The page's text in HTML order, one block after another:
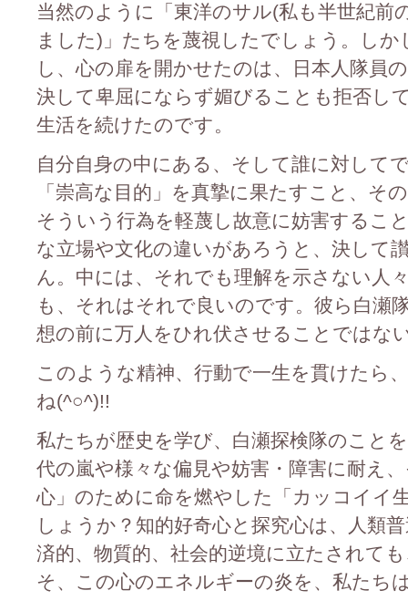
当然のように「東洋のサル(私も半世紀前
ました)」たちを蔑視したでしょう。しか
し、心の扉を開かせたのは、日本人隊員
決して卑屈にならず媚びることも拒否し
生活を続けたのです。
自分自身の中にある、そして誰に対して
「崇高な目的」を真摯に果たすこと、そ
そういう行為を軽蔑し故意に妨害するこ
な立場や文化の違いがあろうと、決して
ん。中には、それでも理解を示さない人
も、それはそれで良いのです。彼ら白瀬
想の前に万人をひれ伏させることではな
このような精神、行動で一生を貫けたら
ね(^○^)!!
私たちが歴史を学び、白瀬探検隊のこと
代の嵐や様々な偏見や妨害・障害に耐え
心」のために命を燃やした「カッコイイ
しょうか？知的好奇心と探究心は、人類
済的、物質的、社会的逆境に立たされて
そ、この心のエネルギーの炎を、私たち